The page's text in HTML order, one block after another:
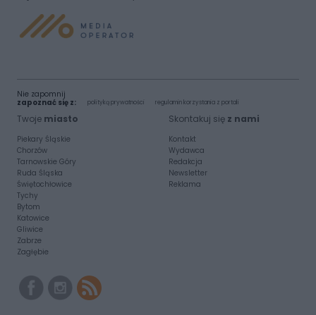
Nie zapomnij
zapoznać się z:
polityką prywatności regulamin korzystania z portali
Twoje miasto
Piekary Śląskie
Chorzów
Tarnowskie Góry
Ruda Śląska
Świętochłowice
Tychy
Bytom
Katowice
Gliwice
Zabrze
Zagłębie
Skontakuj się z nami
Kontakt
Wydawca
Redakcja
Newsletter
Reklama